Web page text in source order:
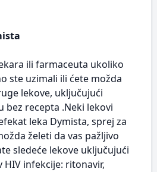
ili farmaceuta ukoliko
ste uzimali ili ćete možda
lekove, uključujući
bez recepta .Neki lekovi
leka Dymista, sprej za
želeti da vas pažljivo
sledeće lekove uključujući
HIV infekcije: ritonavir,